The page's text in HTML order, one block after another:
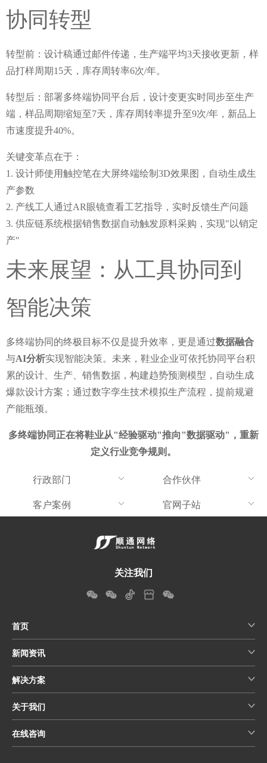
协同转型
转型前 ：设计稿通过邮件传递，生产端平均3天接收更新，样
品打样周期15天，库存周转率6次/年。
转型后 ：部署多终端协同平台后，设计变更实时同步至生产
端，样品周期缩短至7天，库存周转率提升至9次/年，新品上
市速度提升40%。
关键变革点在于：
1. 设计师使用触控笔在大屏终端绘制3D效果图，自动生成生
产参数
2. 产线工人通过AR眼镜查看工艺指导，实时反馈生产问题
3. 供应链系统根据销售数据自动触发原料采购，实现"以销定
产"
未来展望：从工具协同到
智能决策
多终端协同的终极目标不仅是提升效率，更是通过数据融合
与AI分析实现智能决策。未来，鞋业企业可依托协同平台积
累的设计、生产、销售数据，构建趋势预测模型，自动生成
爆款设计方案；通过数字孪生技术模拟生产流程，提前规避
产能瓶颈。
多终端协同正在将鞋业从"经验驱动"推向"数据驱动"，重新
定义行业竞争规则。
行政部门
合作伙伴
客户案例
官网子站
关注我们
首页
新闻资讯
解决方案
关于我们
在线咨询